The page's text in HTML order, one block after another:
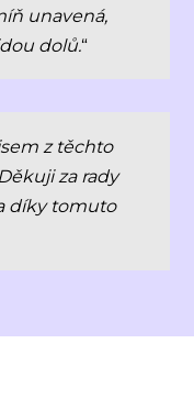
unavená,
dolů.“
z těchto
za rady
díky tomuto